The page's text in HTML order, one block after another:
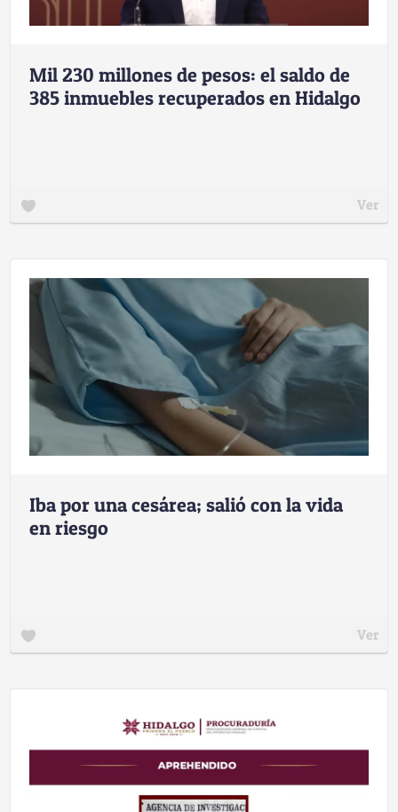
Mil 230 millones de pesos: el saldo de
385 inmuebles recuperados en Hidalgo
Ver
Iba por una cesárea; salió con la vida
en riesgo
Ver